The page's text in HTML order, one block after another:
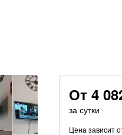
От 4
за сутки
Цена зависит